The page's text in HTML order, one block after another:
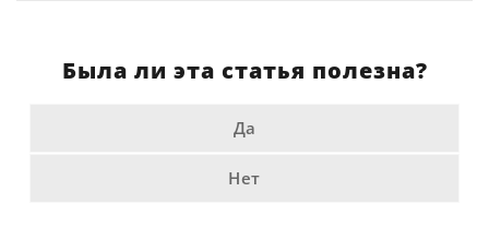
Была ли эта статья полезна?
Да
Нет